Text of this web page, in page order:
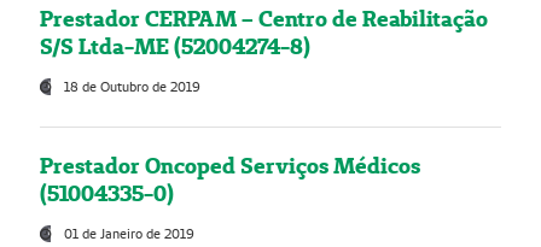
Prestador CERPAM – Centro de Reabilitação
S/S Ltda-ME (52004274-8)
18 de Outubro de 2019
Prestador Oncoped Serviços Médicos
(51004335-0)
01 de Janeiro de 2019